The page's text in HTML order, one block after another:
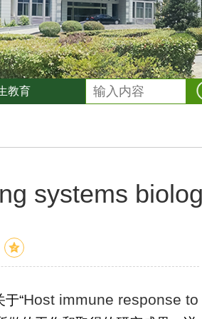
教育
systems
于“Host immune response to